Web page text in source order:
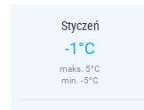
Styczeń
-1°C
maks. 5°C
min. -5°C